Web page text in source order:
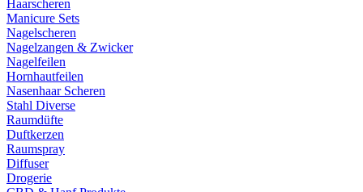
Haarscheren
Manicure Sets
Nagelscheren
Nagelzangen & Zwicker
Nagelfeilen
Hornhautfeilen
Nasenhaar Scheren
Stahl Diverse
Raumdüfte
Duftkerzen
Raumspray
Diffuser
Drogerie